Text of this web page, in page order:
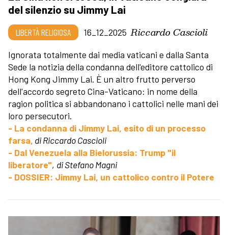
del silenzio su Jimmy Lai
LIBERTÀ RELIGIOSA 16_12_2025 Riccardo Cascioli
Ignorata totalmente dai media vaticani e dalla Santa
Sede la notizia della condanna dell'editore cattolico di
Hong Kong Jimmy Lai. È un altro frutto perverso
dell'accordo segreto Cina-Vaticano: in nome della
ragion politica si abbandonano i cattolici nelle mani dei
loro persecutori.
- La condanna di Jimmy Lai, esito di un processo
farsa, di Riccardo Cascioli
- Dal Venezuela alla Bielorussia: Trump "il
liberatore", di Stefano Magni
- DOSSIER: Jimmy Lai, un cattolico contro il Potere